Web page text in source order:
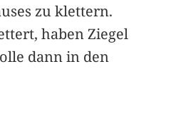
zu klettern.
haben Ziegel
dann in den